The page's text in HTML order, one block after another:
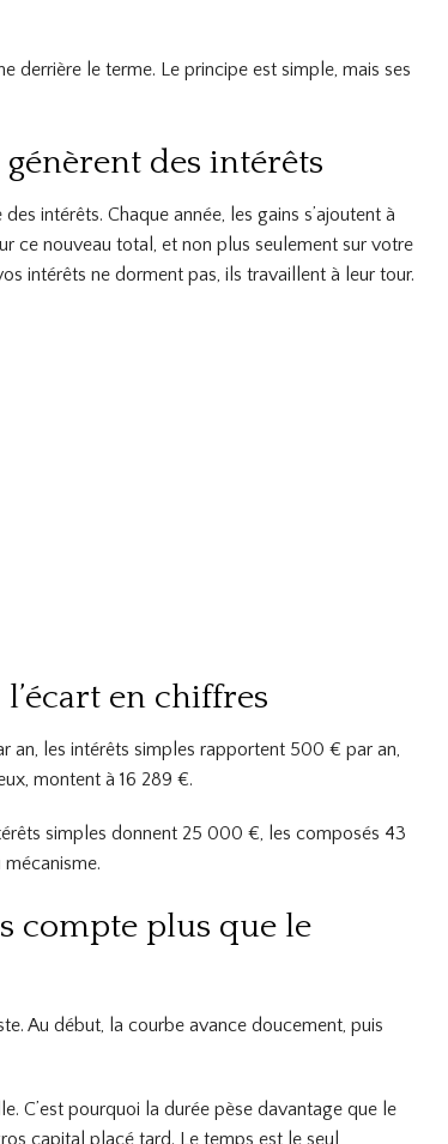
derrière le terme. Le principe est simple, mais ses
des intérêts
intérêts. Chaque année, les gains s’ajoutent à
ce nouveau total, et non plus seulement sur votre
intérêts ne dorment pas, ils travaillent à leur tour.
en chiffres
an, les intérêts simples rapportent 500 € par an,
montent à 16 289 €.
simples donnent 25 000 €, les composés 43
mécanisme.
compte plus que le
Au début, la courbe avance doucement, puis
C’est pourquoi la durée pèse davantage que le
capital placé tard. Le temps est le seul